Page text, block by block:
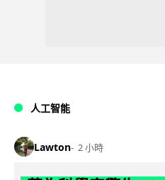
人工智能
Lawton 2 小時